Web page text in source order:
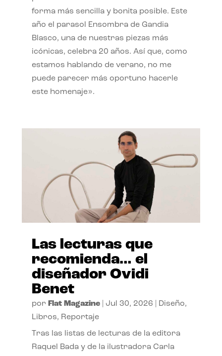
forma más sencilla y bonita posible. Este
año el parasol Ensombra de Gandia
Blasco, una de nuestras piezas más
icónicas, celebra 20 años. Así que, como
estamos hablando de verano, no me
puede parecer más oportuno hacerle
este homenaje».
Las lecturas que
recomienda… el
diseñador Ovidi
Benet
por Flat Magazine| Jul 30, 2026 Diseño,
Libros, Reportaje
Tras las listas de lecturas de la editora
Raquel Bada y de la ilustradora Carla